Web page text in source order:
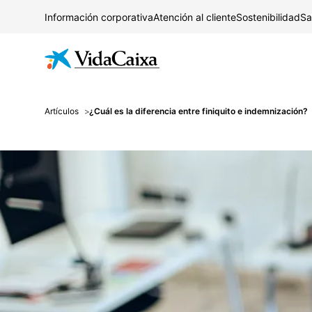
Información corporativaAtención al clienteSostenibilidad
Artículos ¿Cuál es la diferencia entre finiquito e indemnización?